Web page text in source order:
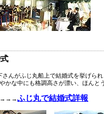
んがふじ丸船上で結婚式を挙げられ
かな中にも格調高さが漂い、ほんと
→→→ふじ丸で結婚式詳報